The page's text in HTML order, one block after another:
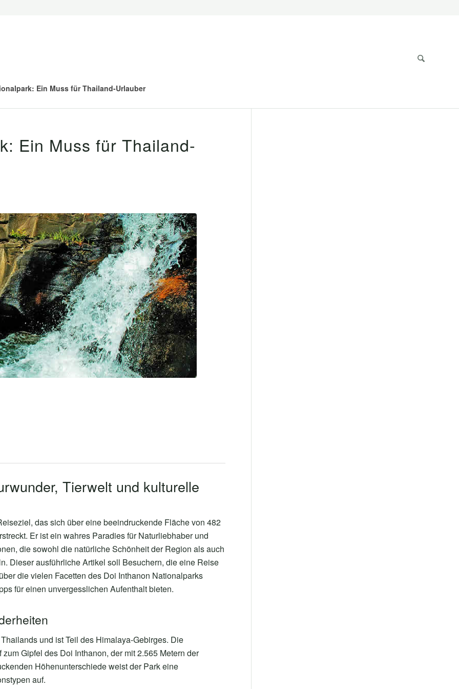
Ein Muss für Thailand-Urlauber
Ein Muss für Thailand-
Tierwelt und kulturelle
das sich über eine beeindruckende Fläche von 482
Er ist ein wahres Paradies für Naturliebhaber und
die sowohl die natürliche Schönheit der Region als auch
Dieser ausführliche Artikel soll Besuchern, die eine Reise
die vielen Facetten des Doi Inthanon Nationalparks
für einen unvergesslichen Aufenthalt bieten.
und ist Teil des Himalaya-Gebirges. Die
Gipfel des Doi Inthanon, der mit 2.565 Metern der
Höhenunterschiede weist der Park eine
auf.